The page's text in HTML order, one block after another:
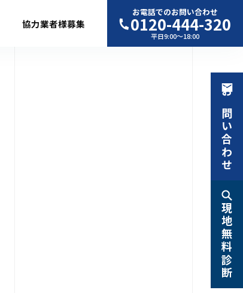
協力業者様募集
お電話でのお問い合わせ
0120-444-320
平日9:00〜18:00
お問い合わせ
現地無料診断